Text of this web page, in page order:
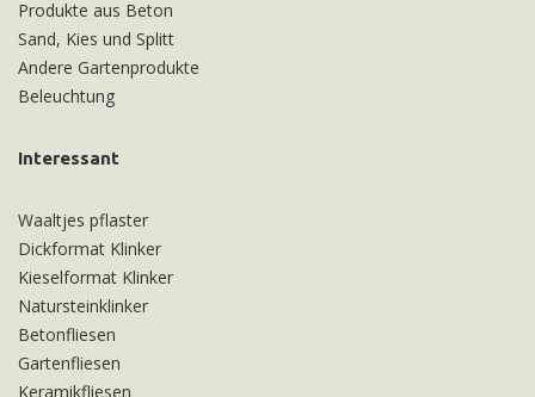
Produkte aus Beton
Sand, Kies und Splitt
Andere Gartenprodukte
Beleuchtung
Interessant
Waaltjes pflaster
Dickformat Klinker
Kieselformat Klinker
Natursteinklinker
Betonfliesen
Gartenfliesen
Keramikfliesen